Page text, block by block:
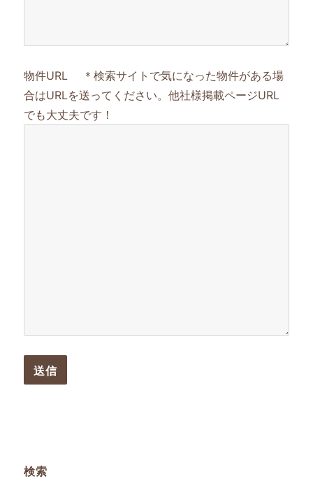
物件URL ＊検索サイトで気になった物件がある場
合はURLを送ってください。他社様掲載ページURL
でも大丈夫です！
検索